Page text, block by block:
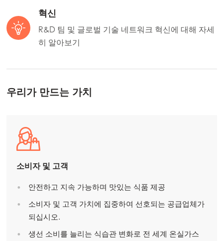
Asia
혁신
R&D 팀 및 글로벌 기술 네트워크 혁신에 대해 자세
히 알아보기
우리가 만드는 가치
소비자 및 고객
안전하고 지속 가능하며 맛있는 식품 제공
소비자 및 고객 가치에 집중하여 선호되는 공급업체가
되십시오.
생선 소비를 늘리는 식습관 변화로 전 세계 온실가스